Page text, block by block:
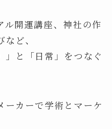
ル開運講座、神社の作
ど、
」と「日常」をつなぐ
ーカーで学術とマーケ